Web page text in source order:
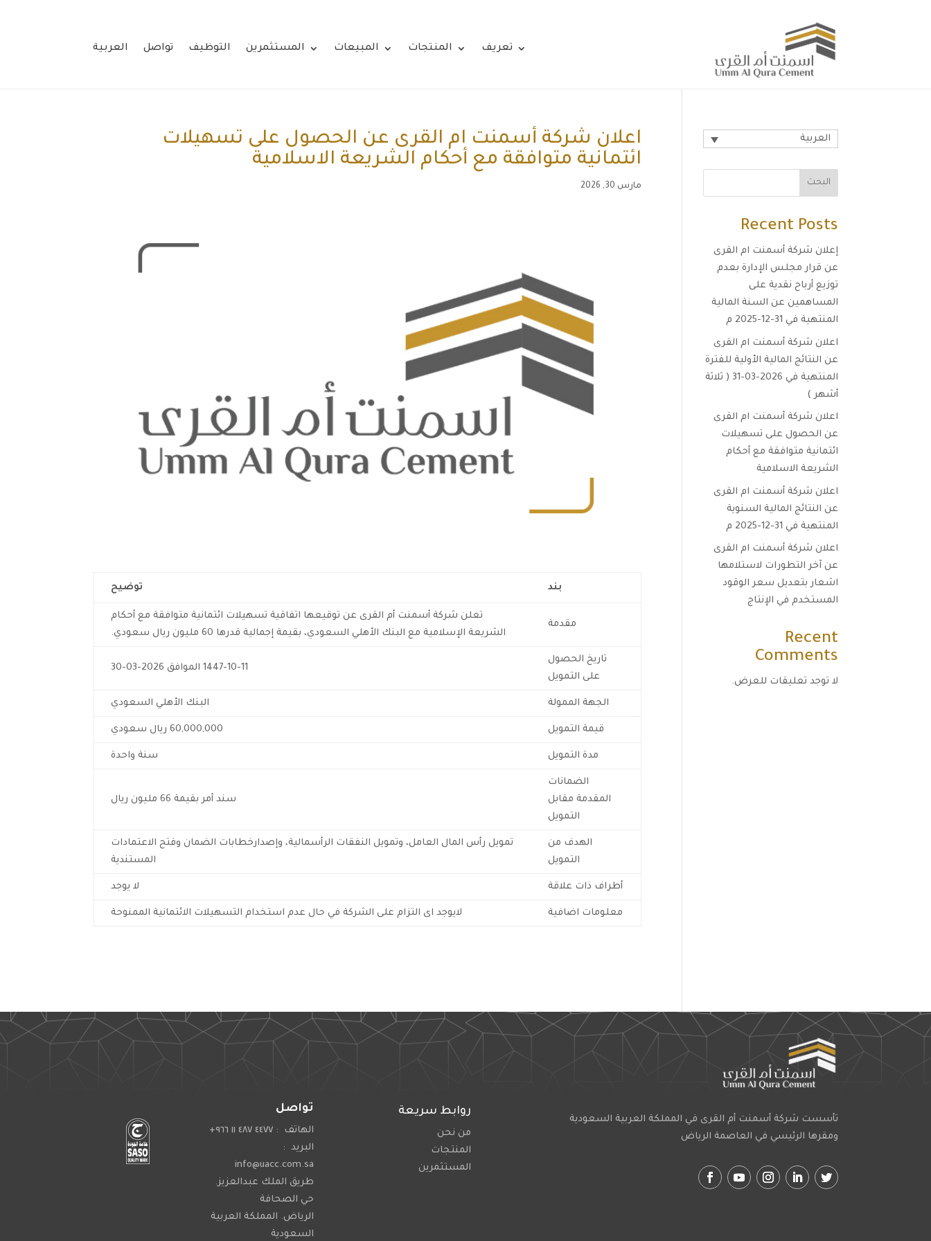
تعريف المنتجات المبيعات المستثمرين التوظيف تواصل العربية
اعلان شركة أسمنت ام القرى عن الحصول على تسهيلات
ائتمانية متوافقة مع أحكام الشريعة الاسلامية
مارس 30, 2026
بند توضيح
مقدمة
تعلن شركة أسمنت أم القرى عن توقيعها اتفاقية تسهيلات ائتمانية متوافقة مع أحكام
الشريعة الإسلامية مع البنك الأهلي السعودي، بقيمة إجمالية قدرها 60 مليون ريال سعودي.
تاريخ الحصول
على التمويل
1447-10-11 الموافق 2026-03-30
الجهة الممولة البنك الأهلي السعودي
قيمة التمويل 60,000,000 ريال سعودي
مدة التمويل سنة واحدة
الضمانات
المقدمة مقابل
التمويل
سند أمر بقيمة 66 مليون ريال
الهدف من
التمويل
تمويل رأس المال العامل، وتمويل النفقات الرأسمالية، وإصدارخطابات الضمان وفتح الاعتمادات
المستندية
أطراف ذات علاقة لا يوجد
معلومات اضافية لايوجد اى التزام على الشركة في حال عدم استخدام التسهيلات الائتمانية الممنوحة
العربية
البحث
Recent Posts
إعلان شركة أسمنت ام القرى
عن قرار مجلس الإدارة بعدم
توزيع أرباح نقدية على
المساهمين عن السنة المالية
المنتهية في 31-12-2025 م
اعلان شركة أسمنت ام القرى
عن النتائج المالية الأولية للفترة
المنتهية في 2026-03-31 ( ثلاثة
أشهر )
اعلان شركة أسمنت ام القرى
عن الحصول على تسهيلات
ائتمانية متوافقة مع أحكام
الشريعة الاسلامية
اعلان شركة أسمنت ام القرى
عن النتائج المالية السنوية
المنتهية في 31-12-2025 م
اعلان شركة أسمنت ام القرى
عن آخر التطورات لاستلامها
اشعار بتعديل سعر الوقود
المستخدم في الإنتاج
Recent
Comments
لا توجد تعليقات للعرض.
تواصل
الهاتف : ٤٤٧٧ ٤٨٧ ١١ ٩٦٦+
البريد :
info@uacc.com.sa
طريق الملك عبدالعزيز.
حي الصحافة
الرياض. المملكة العربية
السعودية
روابط سريعة
من نحن
المنتجات
المستثمرين
تأسست شركة أسمنت أم القرى في المملكة العربية السعودية
ومقرها الرئيسي في العاصمة الرياض